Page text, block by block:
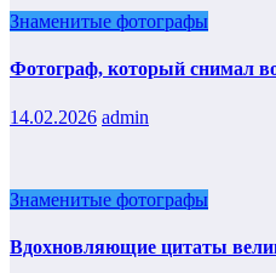
Знаменитые фотографы
Фотограф, который снимал
14.02.2026 admin
Знаменитые фотографы
Вдохновляющие цитаты